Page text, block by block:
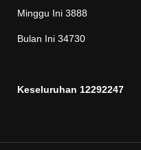
Minggu Ini 3888
Bulan Ini 34730
Keseluruhan 12292247